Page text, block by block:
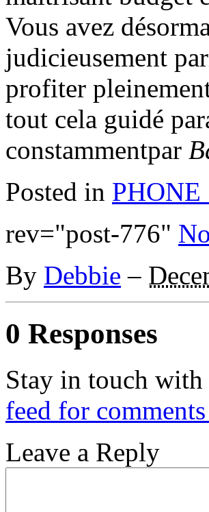
Vous avez
judicieusement
profiter
tout cela guidé
constammentpar
Posted in PHONE
rev="post-776"
By Debbie –
0 Responses
Stay in touch
feed for
Leave a Reply